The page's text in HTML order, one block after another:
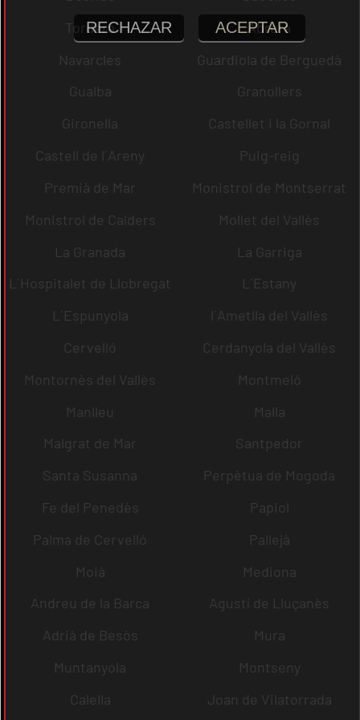
Tordera
Abrera
Navarcles
Guardiola de Berguedà
Gualba
Granollers
Gironella
Castellet i la Gornal
Castell de l´Areny
Puig-reig
Premià de Mar
Monistrol de Montserrat
Monistrol de Calders
Mollet del Vallès
La Granada
La Garriga
L´Hospitalet de Llobregat
L´Estany
L´Espunyola
l´Ametlla del Vallès
Cervelló
Cerdanyola del Vallès
Montornès del Vallès
Montmeló
Manlleu
Malla
Malgrat de Mar
Santpedor
Santa Susanna
Perpètua de Mogoda
Fe del Penedès
Papiol
Palma de Cervelló
Pallejà
Moià
Mediona
Andreu de la Barca
Agustí de Lluçanès
Adrià de Besòs
Mura
Muntanyola
Montseny
Calella
Joan de Vilatorrada
RECHAZAR ACEPTAR